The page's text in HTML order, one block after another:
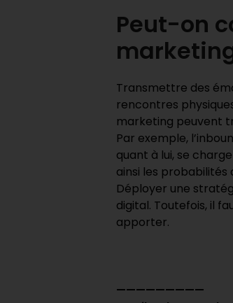
Peut-on
Transmettre des
rencontres
marketing peuvent
Par exemple,
quant à lui, se
ainsi les
Déployer une
digital. Toutefois, il
apporter.
—————————